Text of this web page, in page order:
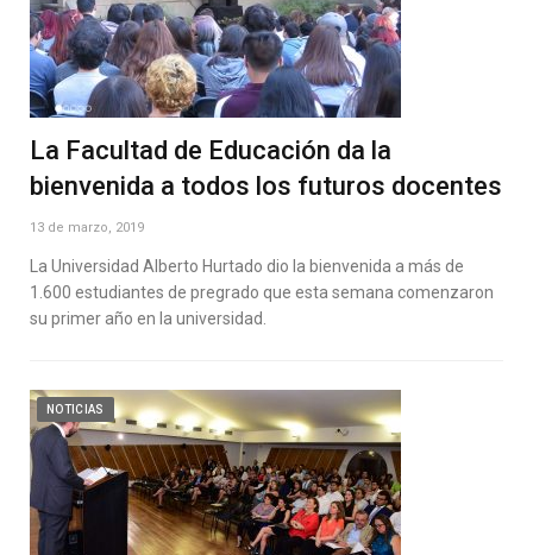
La Facultad de Educación da la
bienvenida a todos los futuros docentes
13 de marzo, 2019
La Universidad Alberto Hurtado dio la bienvenida a más de
1.600 estudiantes de pregrado que esta semana comenzaron
su primer año en la universidad.
NOTICIAS